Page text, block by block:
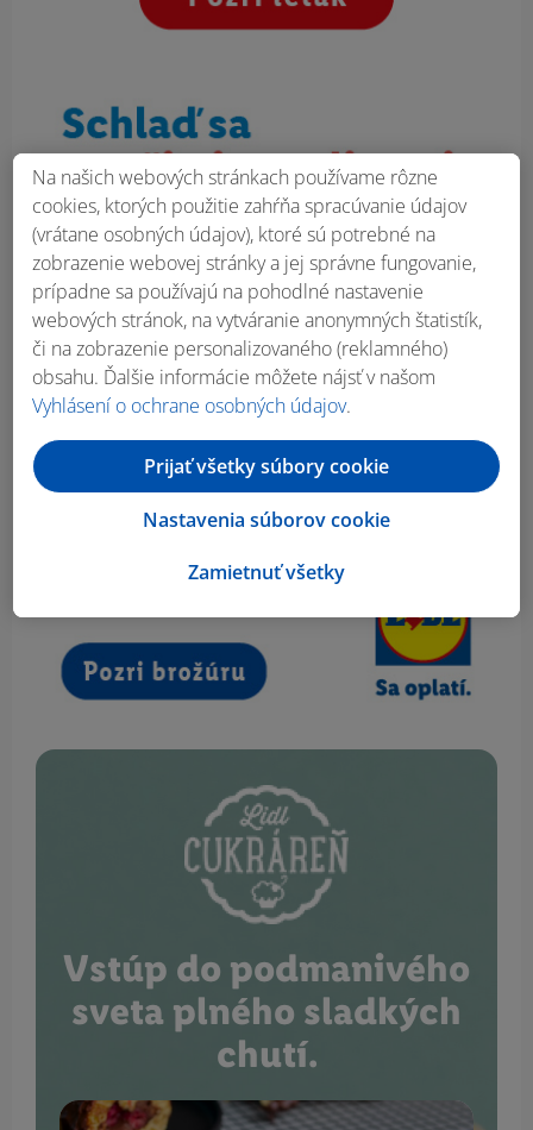
Vstúp do podmanivého
sveta plného sladkých
chutí.
Na našich webových stránkach používame rôzne
cookies, ktorých použitie zahŕňa spracúvanie údajov
(vrátane osobných údajov), ktoré sú potrebné na
zobrazenie webovej stránky a jej správne fungovanie,
prípadne sa používajú na pohodlné nastavenie
webových stránok, na vytváranie anonymných štatistík,
či na zobrazenie personalizovaného (reklamného)
obsahu. Ďalšie informácie môžete nájsť v našom
Vyhlásení o ochrane osobných údajov.
Zamietnuť všetky
Nastavenia súborov cookie
Prijať všetky súbory cookie